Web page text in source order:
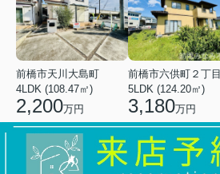
前橋市天川大島町
4LDK (108.47㎡)
2,200万円
前橋市六供町２丁目
5LDK (124.20㎡)
3,180万円